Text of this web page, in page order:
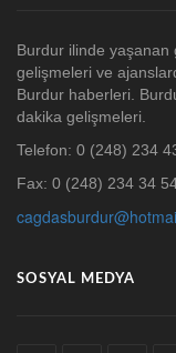
Burdur ilinde yaşanan
gelişmeleri ve
Burdur haberleri.
dakika gelişmeleri.
Telefon: 0 (248) 234
Fax: 0 (248) 234 34
SOSYAL MEDYA